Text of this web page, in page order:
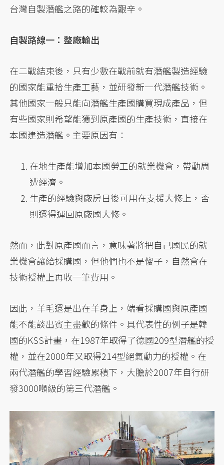
台灣自製潛艦之路的確較為艱辛。
自製路線一：整廠輸出
在二戰結束後，只有少數在戰前就有潛艦製造經驗
的國家能重拾生產工藝，並研發新一代潛艦技術。
其他國家一般只能向潛艦生產國購買現成產品，但
有些國家則希望能獲到原產國的生產技術，直接在
本國建造潛艦。主要原因有：
在地生產能增加本國勞工的就業機會，帶動周
遭經濟。
生產的經驗與廠房日後可用在支援大修上，否
則還得運回原廠國大修。
然而，此對原產國而言，意味著將把自己國民的就
業機會讓給採購國，但他們也不是傻子，自然會在
技術授權上再收一筆費用。
因此，羊毛還是出在羊身上，端看採購國與原產國
能不能談出賓主盡歡的條件。具代表性的例子是韓
國的KSS計畫，在1987年取得了德國209型潛艦的授
權，並在2000年又取得214型絕氣動力的授權。在
兩代潛艦的學習經驗累積下，大膽於2007年自行研
發3000噸級的第三代潛艦。